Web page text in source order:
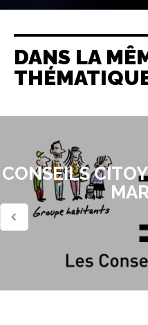
DANS LA
CONSEILS